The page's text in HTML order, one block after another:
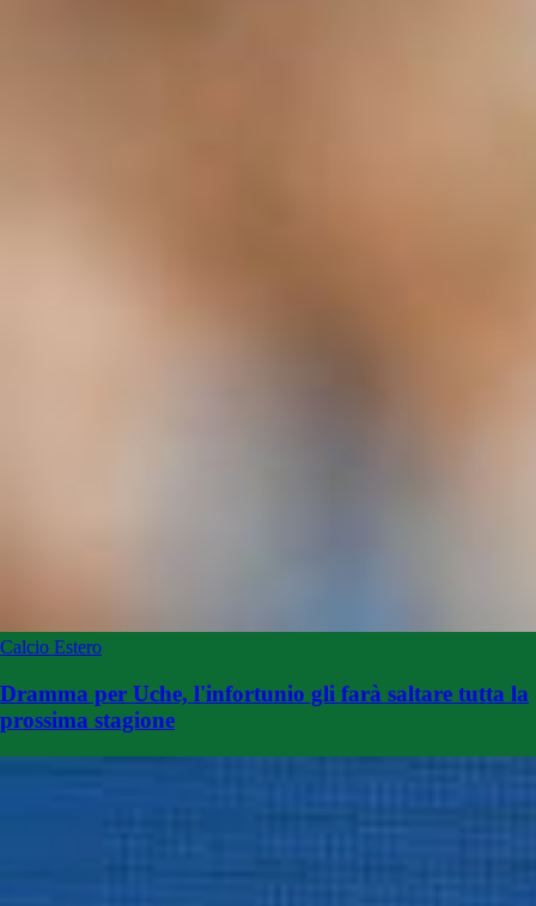
Calcio Estero
Dramma per Uche, l'infortunio gli farà saltare tutta la
prossima stagione